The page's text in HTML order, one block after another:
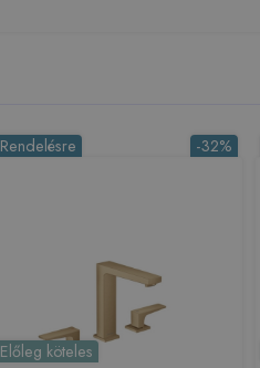
-32%
Rendelésre
Előleg köteles